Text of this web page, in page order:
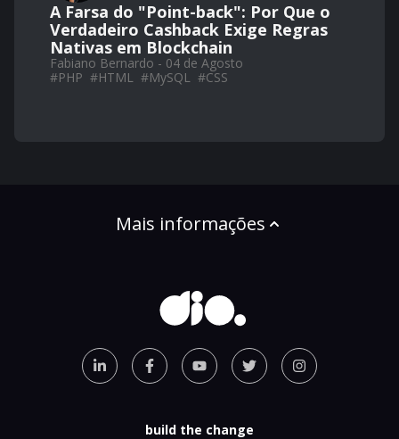
A Farsa do "Point-back": Por Que o
Verdadeiro Cashback Exige Regras
Nativas em Blockchain
Fabiano Bernardo - 04 de Agosto
#PHP #HTML #MySQL #CSS
Mais informações
build the change